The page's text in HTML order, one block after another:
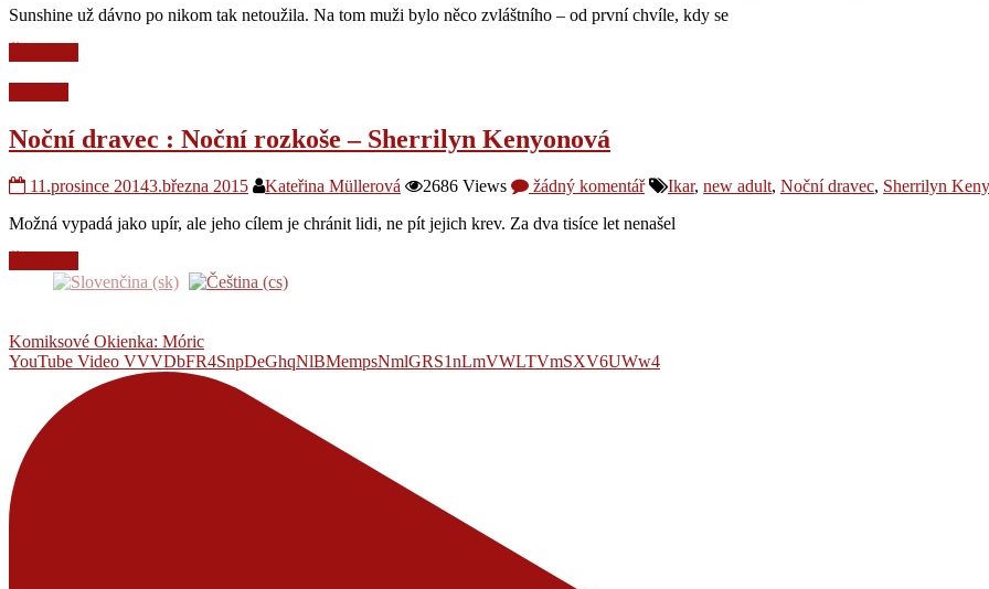
Sunshine už dávno po nikom tak netoužila. Na tom muži bylo něco zvláštního – od první chvíle, kdy se
Noční dravec : Noční rozkoše – Sherrilyn Kenyonová
11.prosince 20143.března 2015 Kateřina Müllerová 2686 Views žádný komentář Ikar, new adult, Noční dravec, Sherrilyn
Možná vypadá jako upír, ale jeho cílem je chránit lidi, ne pít jejich krev. Za dva tisíce let nenašel
Komiksové Okienka: Móric
YouTube Video VVVDbFR4SnpDeGhqNlBMempsNmlGRS1nLmVWLTVmSXV6UWw4